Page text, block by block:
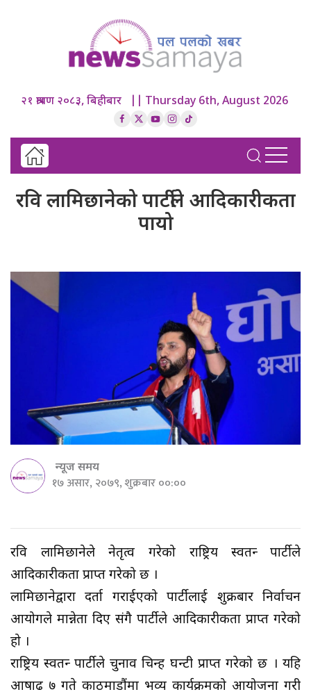
२१ श्रावण २०८३, बिहीबार || Thursday 6th, August 2026
रवि लामिछानेको पार्टीले आदिकारीकता
पायो
न्यूज समय
१७ असार, २०७९, शुक्रबार ००:००
रवि लामिछानेले नेतृत्व गरेको राष्ट्रिय स्वतन्त्र पार्टीले
आदिकारीकता प्राप्त गरेको छ ।
लामिछानेद्वारा दर्ता गराईएको पार्टीलाई शुक्रबार निर्वाचन
आयोगले मान्नेता दिए संगै पार्टीले आदिकारीकता प्राप्त गरेको
हो ।
राष्ट्रिय स्वतन्त्र पार्टीले चुनाव चिन्ह घन्टी प्राप्त गरेको छ । यहि
आषाढ ७ गते काठमाडौंमा भव्य कार्यक्रमको आयोजना गरी